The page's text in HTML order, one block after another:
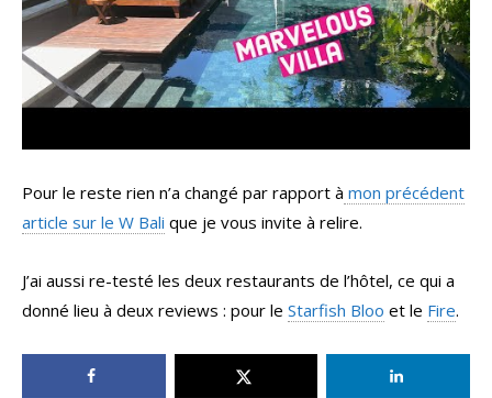
Pour le reste rien n’a changé par rapport à mon précédent
article sur le W Bali que je vous invite à relire.
J’ai aussi re-testé les deux restaurants de l’hôtel, ce qui a
donné lieu à deux reviews : pour le Starfish Bloo et le Fire.